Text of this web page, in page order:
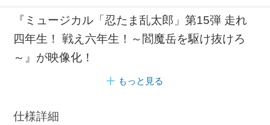
『ミュージカル「忍たま乱太郎」第15弾 走れ
四年生！ 戦え六年生！～閻魔岳を駆け抜けろ
～』が映像化！
もっと見る
仕様詳細